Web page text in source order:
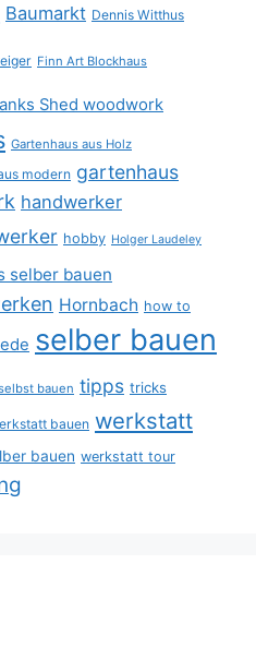
Baumarkt Dennis Witthus
Finn Art Blockhaus
Shed woodwork
Gartenhaus aus Holz
modern gartenhaus
handwerker
hobby Holger Laudeley
selber bauen
Hornbach how to
selber bauen
bauen tipps tricks
bauen werkstatt
bauen werkstatt tour